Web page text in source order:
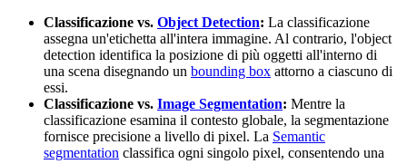
Classificazione vs. Object Detection: La classificazione
assegna un'etichetta all'intera immagine. Al contrario, l'object
detection identifica la posizione di più oggetti all'interno di
una scena disegnando un bounding box attorno a ciascuno di
essi.
Classificazione vs. Image Segmentation: Mentre la
classificazione esamina il contesto globale, la segmentazione
fornisce precisione a livello di pixel. La Semantic
segmentation classifica ogni singolo pixel, consentendo una